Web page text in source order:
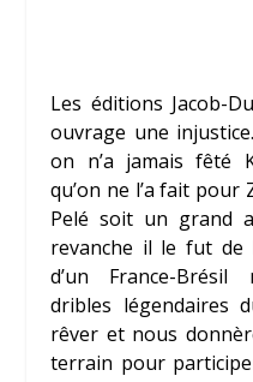
Les éditions Jacob-
ouvrage une
on n’a jamais fêté
qu’on ne l’a fait pour
Pelé soit un grand
revanche il le fut de
d’un France-Brésil
dribles légendaires
rêver et nous
terrain pour